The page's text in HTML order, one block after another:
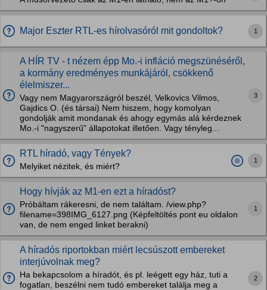
Major Eszter RTL-es hírolvasóról mit gondoltok? 1
A HÍR TV - t nézem épp Mo.-i infláció megszünéséről,
a kormány eredményes munkájáról, csökkenő
élelmiszer...
Vagy nem Magyarországról beszél, Velkovics Vilmos,
Gajdics O. (és társai) Nem hiszem, hogy komolyan
gondolják amit mondanak és ahogy egymás alá kérdeznek
Mo.-i "nagyszerű" állapotokat illetően. Vagy tényleg...
3
RTL híradó, vagy Tények?
Melyiket nézitek, és miért?
1
Hogy hívják az M1-en ezt a híradóst?
Próbáltam rákeresni, de nem találtam. /view.php?
filename=398IMG_6127.png (Képfeltöltés pont eu oldalon
van, de nem enged linket berakni)
1
A híradós riportokban miért lecsúszott embereket
interjúvolnak meg?
Ha bekapcsolom a híradót, és pl. leégett egy ház, tuti a
fogatlan, beszélni nem tudó embereket találja meg a
2